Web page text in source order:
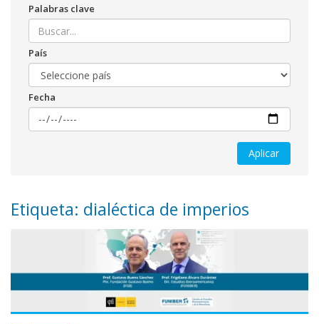
Palabras clave
País
Fecha
Etiqueta: dialéctica de imperios